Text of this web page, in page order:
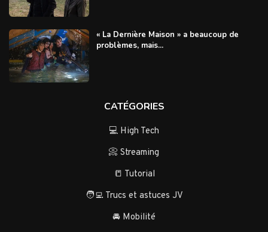
« La Dernière Maison » a beaucoup de
problèmes, mais...
CATÉGORIES
💻 High Tech
📀 Streaming
📒 Tutorial
🧑‍💻 Trucs et astuces JV
🚘 Mobilité